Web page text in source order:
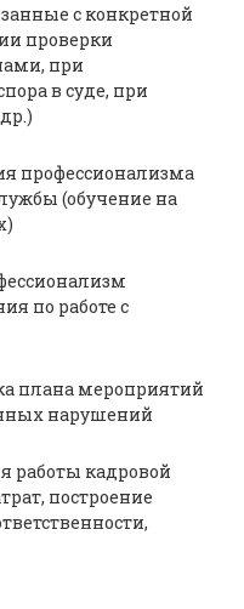
с конкретной
проверки
при
в суде, при
профессионализма
(обучение на
по работе с
плана мероприятий
нарушений
работы кадровой
построение